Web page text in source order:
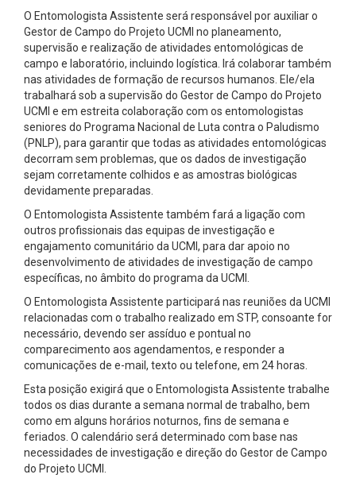
O Entomologista Assistente será responsável por auxiliar o
Gestor de Campo do Projeto UCMI no planeamento,
supervisão e realização de atividades entomológicas de
campo e laboratório, incluindo logística. Irá colaborar também
nas atividades de formação de recursos humanos. Ele/ela
trabalhará sob a supervisão do Gestor de Campo do Projeto
UCMI e em estreita colaboração com os entomologistas
seniores do Programa Nacional de Luta contra o Paludismo
(PNLP), para garantir que todas as atividades entomológicas
decorram sem problemas, que os dados de investigação
sejam corretamente colhidos e as amostras biológicas
devidamente preparadas.
O Entomologista Assistente também fará a ligação com
outros profissionais das equipas de investigação e
engajamento comunitário da UCMI, para dar apoio no
desenvolvimento de atividades de investigação de campo
específicas, no âmbito do programa da UCMI.
O Entomologista Assistente participará nas reuniões da UCMI
relacionadas com o trabalho realizado em STP, consoante for
necessário, devendo ser assíduo e pontual no
comparecimento aos agendamentos, e responder a
comunicações de e-mail, texto ou telefone, em 24 horas.
Esta posição exigirá que o Entomologista Assistente trabalhe
todos os dias durante a semana normal de trabalho, bem
como em alguns horários noturnos, fins de semana e
feriados. O calendário será determinado com base nas
necessidades de investigação e direção do Gestor de Campo
do Projeto UCMI.